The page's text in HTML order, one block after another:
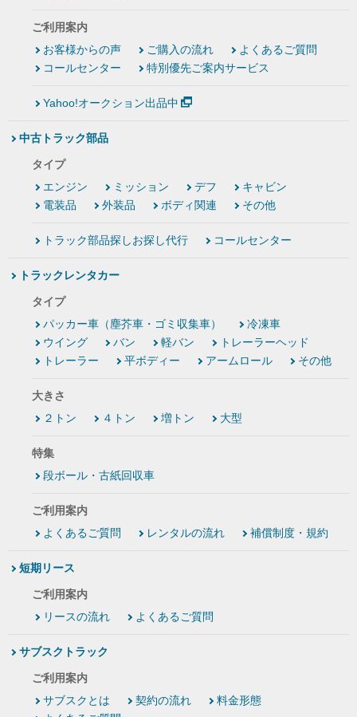
ご利用案内
お客様からの声
ご購入の流れ
よくあるご質問
コールセンター
特別優先ご案内サービス
Yahoo!オークション出品中
中古トラック部品
タイプ
エンジン
ミッション デフ
キャビン
電装品
外装品 ボディ関連 その他
トラック部品探しお探し代行 コールセンター
トラックレンタカー
タイプ
パッカー車（塵芥車・ゴミ収集車）
冷凍車
ウイング
バン 軽バン
トレーラーヘッド
トレーラー
平ボディー アームロール その他
大きさ
２トン
４トン 増トン 大型
特集
段ボール・古紙回収車
ご利用案内
よくあるご質問
レンタルの流れ 補償制度・規約
短期リース
ご利用案内
リースの流れ
よくあるご質問
サブスクトラック
ご利用案内
サブスクとは
契約の流れ
料金形態